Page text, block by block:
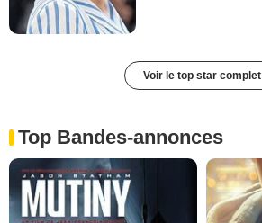
Voir le top star complet
Top Bandes-annonces